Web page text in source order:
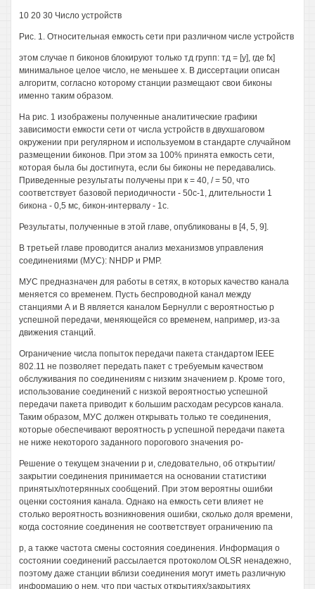
10 20 30 Число устройств
Рис. 1. Относительная емкость сети при различном числе устройств
этом случае п биконов блокируют только тд групп: тд = [у], где fx]
минимальное целое число, не меньшее х. В диссертации описан
алгоритм, согласно которому станции размещают свои биконы
именно таким образом.
На рис. 1 изображены полученные аналитические графики
зависимости емкости сети от числа устройств в двухшаговом
окружении при регулярном и используемом в стандарте случайном
размещении биконов. При этом за 100% принята емкость сети,
которая была бы достигнута, если бы биконы не передавались.
Приведенные результаты получены при к = 40, / = 50, что
соответствует базовой периодичности - 50с-1, длительности 1
бикона - 0,5 мс, бикон-интервалу - 1с.
Результаты, полученные в этой главе, опубликованы в [4, 5, 9].
В третьей главе проводится анализ механизмов управления
соединениями (МУС): NHDP и РМР.
МУС предназначен для работы в сетях, в которых качество канала
меняется со временем. Пусть беспроводной канал между
станциями А и В является каналом Бернулли с вероятностью р
успешной передачи, меняющейся со временем, например, из-за
движения станций.
Ограничение числа попыток передачи пакета стандартом IEEE
802.11 не позволяет передать пакет с требуемым качеством
обслуживания по соединениям с низким значением р. Кроме того,
использование соединений с низкой вероятностью успешной
передачи пакета приводит к большим расходам ресурсов канала.
Таким образом, МУС должен открывать только те соединения,
которые обеспечивают вероятность р успешной передачи пакета
не ниже некоторого заданного порогового значения ро-
Решение о текущем значении р и, следовательно, об открытии/
закрытии соединения принимается на основании статистики
принятых/потерянных сообщений. При этом вероятны ошибки
оценки состояния канала. Однако на емкость сети влияет не
столько вероятность возникновения ошибки, сколько доля времени,
когда состояние соединения не соответствует ограничению па
р, а также частота смены состояния соединения. Информация о
состоянии соединений рассылается протоколом OLSR ненадежно,
поэтому даже станции вблизи соединения могут иметь различную
информацию о нем, что при частых открытиях/закрытиях